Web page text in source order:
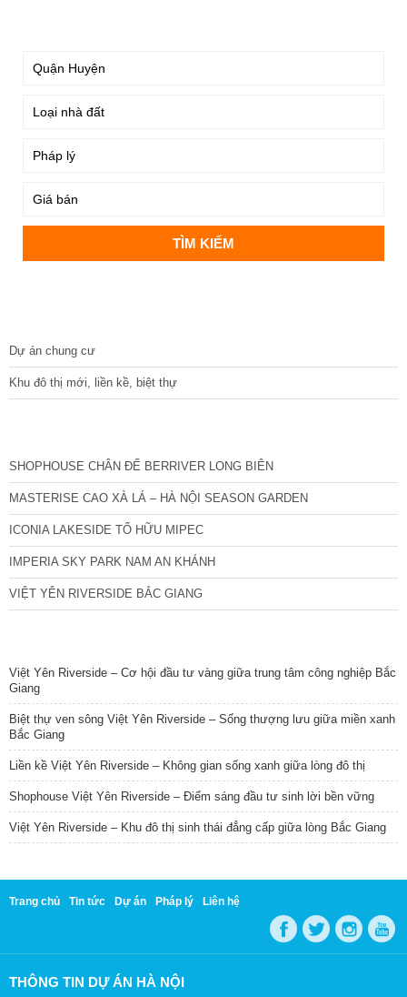
Dự án chung cư
Khu đô thị mới, liền kề, biệt thự
SHOPHOUSE CHÂN ĐẾ BERRIVER LONG BIÊN
MASTERISE CAO XÀ LÁ – HÀ NỘI SEASON GARDEN
ICONIA LAKESIDE TỐ HỮU MIPEC
IMPERIA SKY PARK NAM AN KHÁNH
VIỆT YÊN RIVERSIDE BẮC GIANG
Việt Yên Riverside – Cơ hội đầu tư vàng giữa trung tâm công nghiệp Bắc
Giang
Biệt thự ven sông Việt Yên Riverside – Sống thượng lưu giữa miền xanh
Bắc Giang
Liền kề Việt Yên Riverside – Không gian sống xanh giữa lòng đô thị
Shophouse Việt Yên Riverside – Điểm sáng đầu tư sinh lời bền vững
Việt Yên Riverside – Khu đô thị sinh thái đẳng cấp giữa lòng Bắc Giang
Trang chủ Tin tức Dự án Pháp lý Liên hệ
THÔNG TIN DỰ ÁN HÀ NỘI